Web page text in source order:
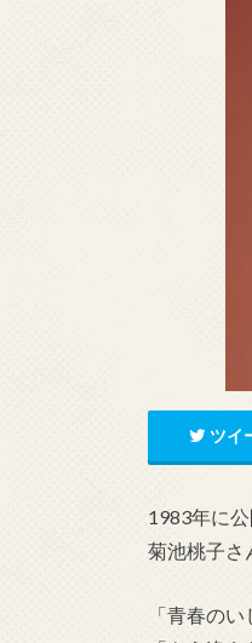
ツイ
1983年に
菊池桃子さ
「青春の